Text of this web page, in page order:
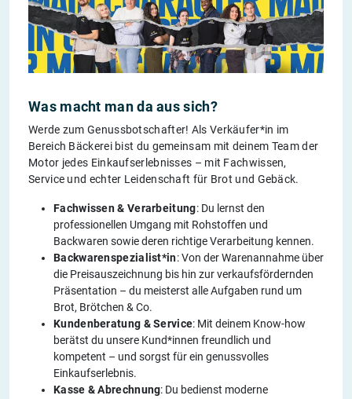
Was macht man da aus sich?
Werde zum Genussbotschafter! Als Verkäufer*in im
Bereich Bäckerei bist du gemeinsam mit deinem Team der
Motor jedes Einkaufserlebnisses – mit Fachwissen,
Service und echter Leidenschaft für Brot und Gebäck.
Fachwissen & Verarbeitung: Du lernst den
professionellen Umgang mit Rohstoffen und
Backwaren sowie deren richtige Verarbeitung kennen.
Backwarenspezialist*in: Von der Warenannahme über
die Preisauszeichnung bis hin zur verkaufsfördernden
Präsentation – du meisterst alle Aufgaben rund um
Brot, Brötchen & Co.
Kundenberatung & Service: Mit deinem Know-how
berätst du unsere Kund*innen freundlich und
kompetent – und sorgst für ein genussvolles
Einkaufserlebnis.
Kasse & Abrechnung: Du bedienst moderne